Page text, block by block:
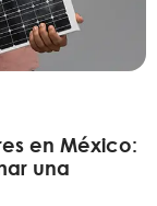
en México:
una